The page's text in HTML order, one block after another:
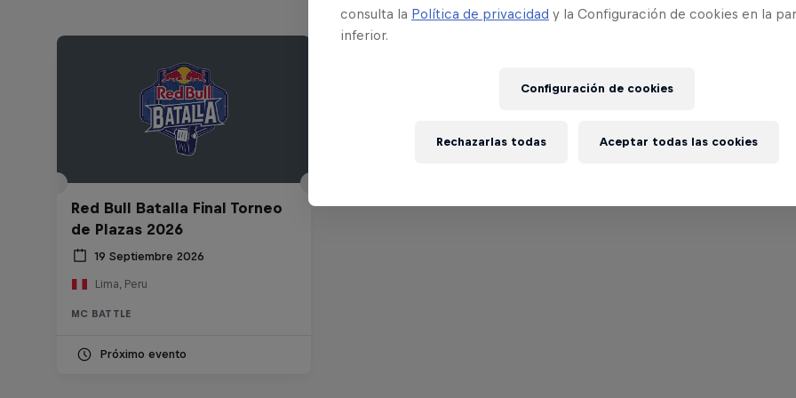
Red Bull Batalla Final Torneo
de Plazas 2026
19 Septiembre 2026
Lima, Peru
MC BATTLE
Próximo evento
consulta la Política de privacidad y la Configuración de cookies en la
inferior.
Configuración de cookies
Rechazarlas todas Aceptar todas las cookies